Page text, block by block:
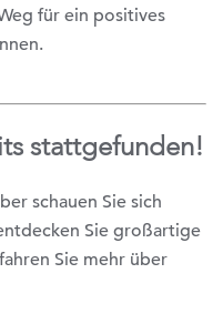
für ein positives
stattgefunden!
schauen Sie sich
Sie großartige
Sie mehr über